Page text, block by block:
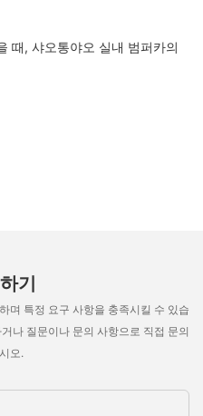
때, 샤오통야오 실내 범퍼카의
기
며 특정 요구 사항을 충족시킬 수 있습
나 질문이나 문의 사항으로 직접 문의
오.